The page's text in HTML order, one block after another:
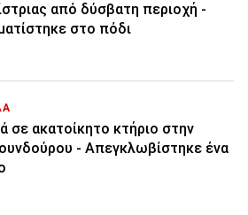
από δύσβατη περιοχή -
στο πόδι
σε ακατοίκητο κτήριο στην
- Απεγκλωβίστηκε ένα